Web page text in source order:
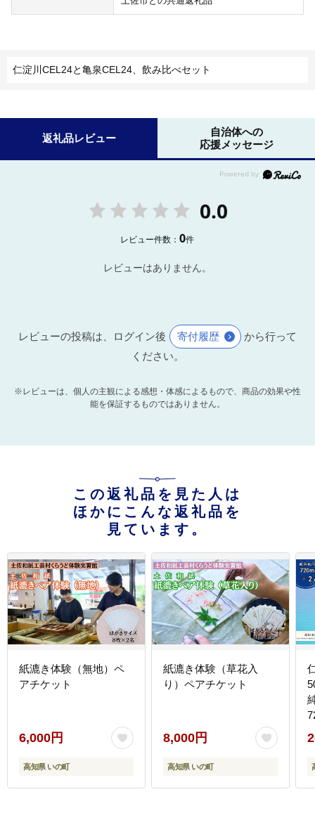
仁淀川CEL24と亀泉CEL24、飲み比べセット
返礼品レビュー
自治体への
応援メッセージ
0.0
レビュー件数：0件
レビューはありません。
レビューの投稿は、ログイン後 寄付履歴
から行って
ください。
※レビューは、個人の主観による感想・体感によるもので、商品の効果や性
能を保証するものではありません。
この返礼品を見た人は
ほかにこんな返礼品を
見ています。
紙漉き体験（無地）ペ
アチケット
6,000円
高知県 いの町
紙漉き体験（草花入
り）ペアチケット
8,000円
高知県 いの町